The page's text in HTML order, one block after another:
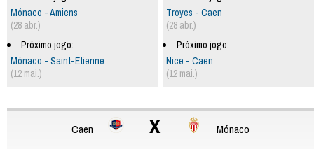
Troyes - Caen
(28 abr.)
Próximo jogo:
Nice - Caen
(12 mai.)
Mónaco - Amiens
(28 abr.)
Próximo jogo:
Mónaco - Saint-Etienne
(12 mai.)
Caen x Mónaco